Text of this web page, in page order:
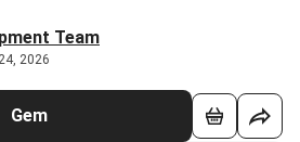
Team
2026
Gem